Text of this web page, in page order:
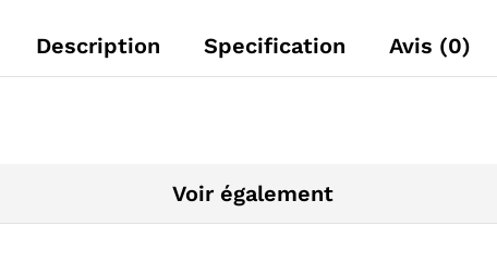
Description Specification Avis (0)
Voir également